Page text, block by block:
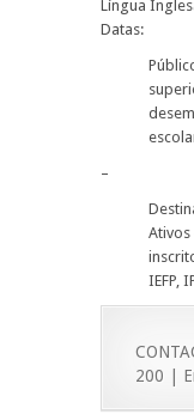
Língua
Datas:
–
IEFP,
200 |